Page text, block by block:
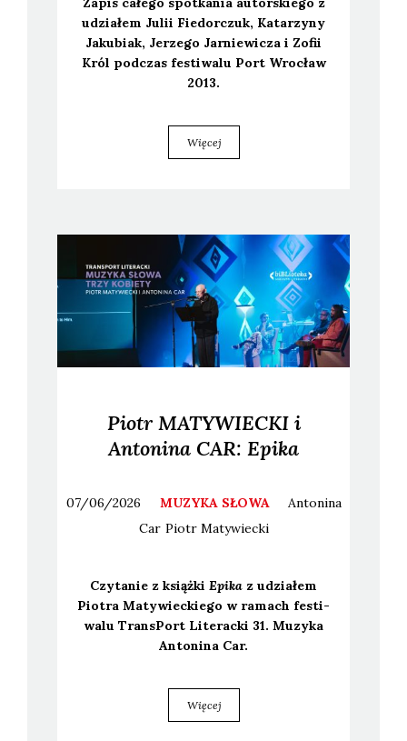
udzia­łem Julii Fie­dor­czuk, Kata­rzy­ny
Jaku­biak, Jerze­go Jar­nie­wi­cza i Zofii
Król pod­czas festi­wa­lu Port Wro­cław
2013.
Więcej
Piotr MATYWIECKI i
Antonina CAR: Epika
07/06/2026 MUZYKA SŁOWA
Antonina
Car Piotr Matywiecki
Czy­ta­nie z książ­ki Epi­ka z udzia­łem
Pio­tra Maty­wiec­kie­go w ramach festi­
wa­lu Trans­Port Lite­rac­ki 31. Muzy­ka
Anto­ni­na Car.
Więcej